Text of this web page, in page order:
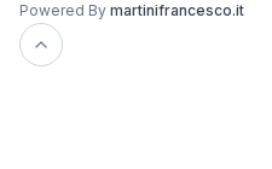
Powered By martinifrancesco.it